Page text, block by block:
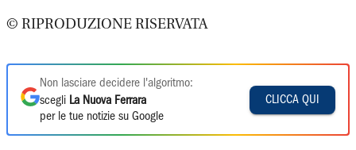
© RIPRODUZIONE RISERVATA
Non lasciare decidere l'algoritmo:
scegli La Nuova Ferrara
per le tue notizie su Google
CLICCA QUI